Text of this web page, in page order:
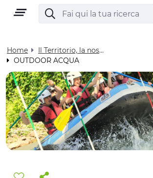
TERRITORIO
Home
Il Territorio, la nostra casa - Visit Cuneese
OUTDOOR ACQUA